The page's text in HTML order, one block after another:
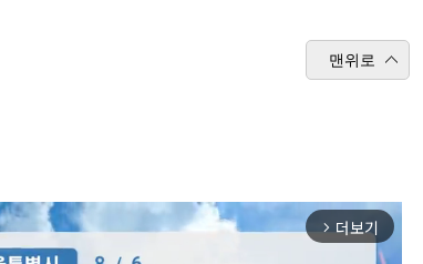
맨위로
arrow_forward_ios 더보기